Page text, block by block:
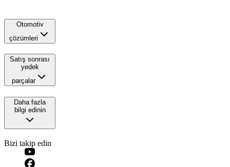
Otomotiv
çözümleri
Satış sonrası
yedek
parçalar
Daha fazla
bilgi edinin
Bizi takip edin